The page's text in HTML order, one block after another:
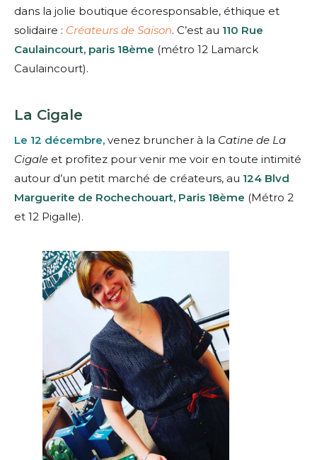
dans la jolie boutique écoresponsable, éthique et
solidaire : Créateurs de Saison. C’est au 110 Rue
Caulaincourt, paris 18ème (métro 12 Lamarck
Caulaincourt).
La Cigale
Le 12 décembre, venez bruncher à la Catine de La
Cigale et profitez pour venir me voir en toute intimité
autour d’un petit marché de créateurs, au 124 Blvd
Marguerite de Rochechouart, Paris 18ème (Métro 2
et 12 Pigalle).